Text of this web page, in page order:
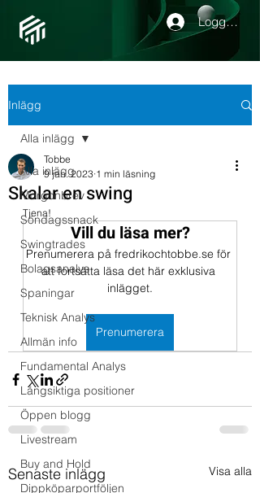
Logga in
Inlägg
Alla inlägg
Morgonbrev
Söndagssnack
Swingtrades
Bolagsanalys
Spaningar
Teknisk Analys
Allmän info
Fundamental Analys
Långsiktiga positioner
Öppen blogg
Livestream
Buy and Hold
Dippköparportföljen
Alla inlägg
Skalar en swing
Tobbe
9 jan. 2023 1 min läsning
Tjena!
Vill du läsa mer?
Prenumerera på fredrikochtobbe.se för
att fortsätta läsa det här exklusiva
inlägget.
Prenumerera
Senaste inlägg Visa alla